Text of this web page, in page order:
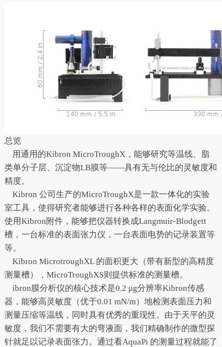
总览
用通用的Kibron MicroTroughX，能够研究等温线、脂
类单分子层、沉淀物LB膜等——具有无与伦比的灵敏度和
精度。
Kibron 公司生产的MicroTroughX是一款一体化的实验
室工具，使得研究者能够进行各种各样的表面化学实验。
使用Kibron附件，能够把仪器转换成Langmuir-Blodgett
槽，一台标准的表面张力仪，一台表面电势的记录装置等
等。
Kibron MicrotroughXL 的面积更大（带有新型的高精度
测量槽），MicroTroughXS则提供标准的测量槽。
ibron膜分析仪的核心技术是0.2 μg分辨率Kibron传感
器，能够高灵敏度（优于0.01 mN/m）地检测表面压力和
测量压缩等温线，同时具有优秀的重现性。由于天平的灵
敏度，我们不需要有大的弯液面，我们精确制作的微型探
针就足以记录表面张力。通过看AquaPi 的测量过程就能了